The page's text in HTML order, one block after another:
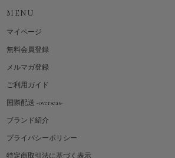
MENU
マイページ
無料会員登録
メルマガ登録
ご利用ガイド
国際配送 -overseas-
ブランド紹介
プライバシーポリシー
特定商取引法に基づく表示